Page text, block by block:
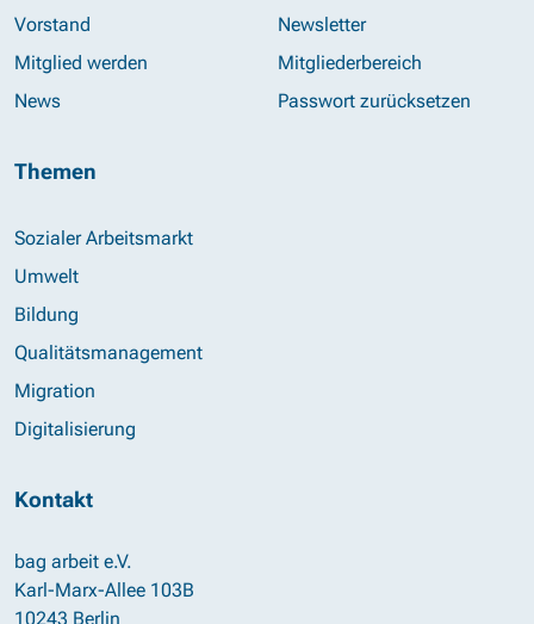
Vorstand
Mitglied werden
News
Newsletter
Mitgliederbereich
Passwort zurücksetzen
Themen
Sozialer Arbeitsmarkt
Umwelt
Bildung
Qualitätsmanagement
Migration
Digitalisierung
Kontakt
bag arbeit e.V.
Karl-Marx-Allee 103B
10243 Berlin